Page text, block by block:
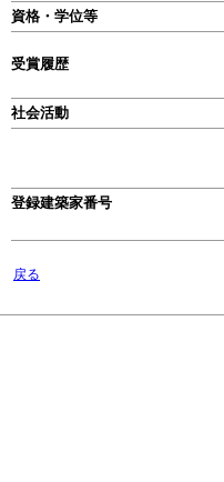
資格・学位等
受賞履歴
社会活動
登録建築家番号
戻る